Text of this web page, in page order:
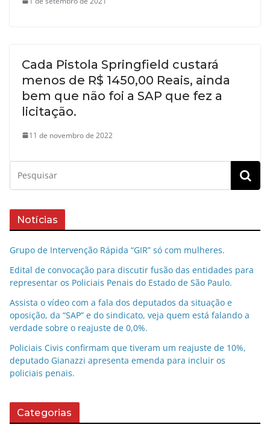
Cada Pistola Springfield custará
menos de R$ 1450,00 Reais, ainda
bem que não foi a SAP que fez a
licitação.
11 de novembro de 2022
Notícias
Grupo de Intervenção Rápida “GIR” só com mulheres.
Edital de convocação para discutir fusão das entidades para
representar os Policiais Penais do Estado de São Paulo.
Assista o vídeo com a fala dos deputados da situação e
oposição, da “SAP” e do sindicato, veja quem está falando a
verdade sobre o reajuste de 0,0%.
Policiais Civis confirmam que tiveram um reajuste de 10%,
deputado Gianazzi apresenta emenda para incluir os
policiais penais.
Categorias